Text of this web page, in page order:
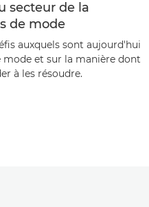
secteur de la
de mode
auxquels sont aujourd'hui
et sur la manière dont
à les résoudre.